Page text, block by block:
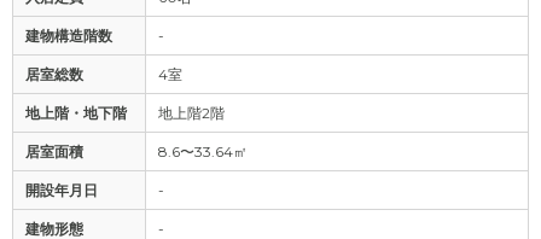
建物構造階数 -
居室総数 4室
地上階・地下階 地上階2階
居室面積 8.6〜33.64㎡
開設年月日 -
建物形態 -